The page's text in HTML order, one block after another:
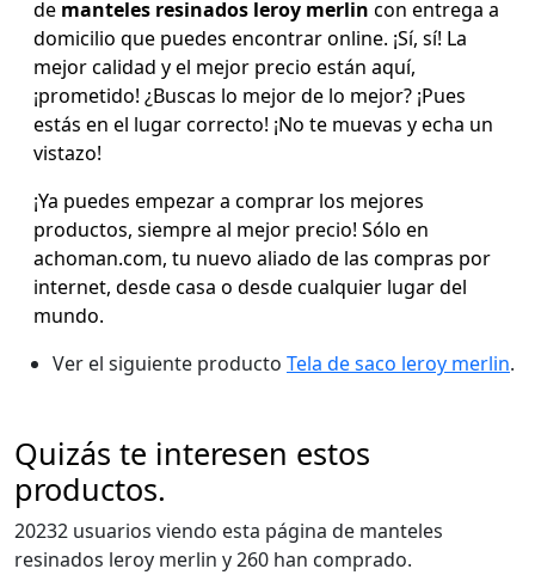
de manteles resinados leroy merlin con entrega a
domicilio que puedes encontrar online. ¡Sí, sí! La
mejor calidad y el mejor precio están aquí,
¡prometido! ¿Buscas lo mejor de lo mejor? ¡Pues
estás en el lugar correcto! ¡No te muevas y echa un
vistazo!
¡Ya puedes empezar a comprar los mejores
productos, siempre al mejor precio! Sólo en
achoman.com, tu nuevo aliado de las compras por
internet, desde casa o desde cualquier lugar del
mundo.
Ver el siguiente producto Tela de saco leroy merlin.
Quizás te interesen estos
productos.
20232 usuarios viendo esta página de manteles
resinados leroy merlin y 260 han comprado.